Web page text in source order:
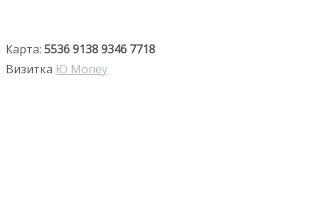
Карта: 5536 9138 9346 7718
Визитка Ю Money